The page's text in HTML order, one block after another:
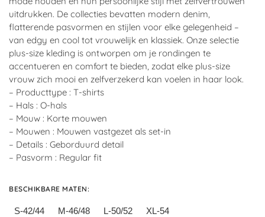
uitdrukken. De collecties bevatten modern denim,
flatterende pasvormen en stijlen voor elke gelegenheid –
van edgy en cool tot vrouwelijk en klassiek. Onze selectie
plus-size kleding is ontworpen om je rondingen te
accentueren en comfort te bieden, zodat elke plus-size
vrouw zich mooi en zelfverzekerd kan voelen in haar look.
– Producttype : T-shirts
– Hals : O-hals
– Mouw : Korte mouwen
– Mouwen : Mouwen vastgezet als set-in
– Details : Geborduurd detail
– Pasvorm : Regular fit
BESCHIKBARE MATEN:
S-42/44 M-46/48 L-50/52 XL-54